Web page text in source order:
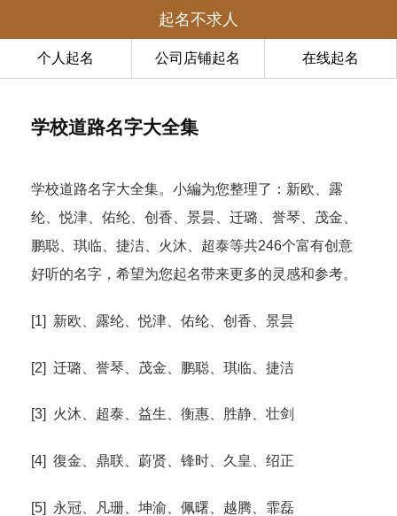
起名不求人
个人起名 公司店铺起名 在线起名
学校道路名字大全集
学校道路名字大全集。小編为您整理了：新欧、露
纶、悦津、佑纶、创香、景昙、迁璐、誉琴、茂金、
鹏聪、琪临、捷洁、火沐、超泰等共246个富有创意
好听的名字，希望为您起名带来更多的灵感和参考。
[1] 新欧、露纶、悦津、佑纶、创香、景昙
[2] 迁璐、誉琴、茂金、鹏聪、琪临、捷洁
[3] 火沐、超泰、益生、衡惠、胜静、壮剑
[4] 復金、鼎联、蔚贤、锋时、久皇、绍正
[5] 永冠、凡珊、坤渝、佩曙、越腾、霏磊